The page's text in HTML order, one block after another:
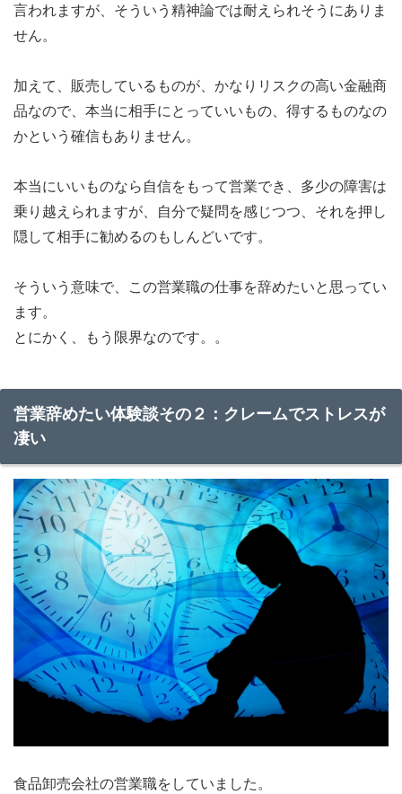
言われますが、そういう精神論では耐えられそうにありま
せん。
加えて、販売しているものが、かなりリスクの高い金融商
品なので、本当に相手にとっていいもの、得するものなの
かという確信もありません。
本当にいいものなら自信をもって営業でき、多少の障害は
乗り越えられますが、自分で疑問を感じつつ、それを押し
隠して相手に勧めるのもしんどいです。
そういう意味で、この営業職の仕事を辞めたいと思ってい
ます。
とにかく、もう限界なのです。。
営業辞めたい体験談その２：クレームでストレスが
凄い
食品卸売会社の営業職をしていました。